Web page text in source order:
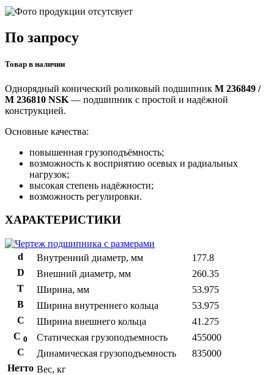
По запросу
Товар в наличии
Однорядный конический роликовый подшипник M 236849 /
M 236810 NSK — подшипник с простой и надёжной
конструкцией.
Основные качества:
повышенная грузоподъёмность;
возможность к восприятию осевых и радиальных
нагрузок;
высокая степень надёжности;
возможность регулировки.
ХАРАКТЕРИСТИКИ
d Внутренний диаметр, мм
177.8
D
Внешний диаметр, мм
260.35
T
Ширина, мм
53.975
B
Ширина внутреннего кольца
53.975
С
Ширина внешнего кольца
41.275
С 0 Статическая грузоподъемность
455000
C
Динамическая грузоподъемность
835000
Нетто Вес, кг